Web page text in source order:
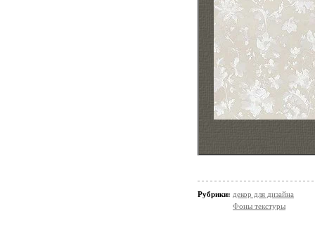
Рубрики: декор для дизайна
Фоны текстуры